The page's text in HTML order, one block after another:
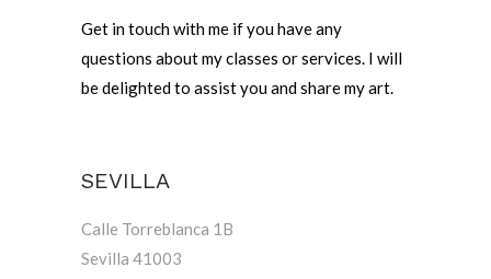
Get in touch with me if you have any
questions about my classes or services. I will
be delighted to assist you and share my art.
SEVILLA
Calle Torreblanca 1B
Sevilla 41003